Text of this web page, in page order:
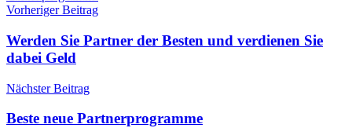
Beitragsnavigation
Vorheriger Beitrag
Werden Sie Partner der Besten und verdienen Sie
dabei Geld
Nächster Beitrag
Beste neue Partnerprogramme